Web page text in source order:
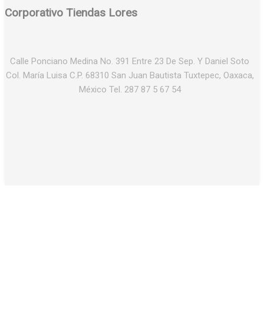
Corporativo Tiendas Lores
Calle Ponciano Medina No. 391 Entre 23 De Sep. Y Daniel Soto
Col. María Luisa C.P. 68310 San Juan Bautista Tuxtepec, Oaxaca,
México Tel. 287 87 5 67 54